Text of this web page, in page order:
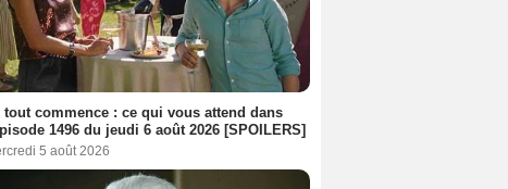
tout commence : ce qui vous attend dans
1496 du jeudi 6 août 2026 [SPOILERS]
5 août 2026